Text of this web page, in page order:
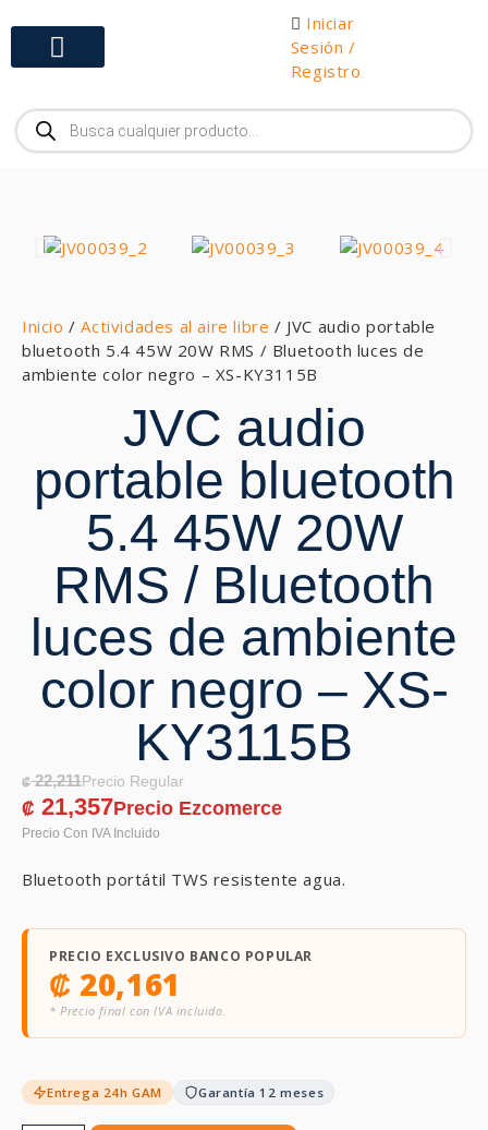
Iniciar
Sesión /
Registro
Inicio /Actividades al aire libre / JVC audio portable
bluetooth 5.4 45W 20W RMS / Bluetooth luces de
ambiente color negro – XS-KY3115B
JVC audio
portable bluetooth
5.4 45W 20W
RMS / Bluetooth
luces de ambiente
color negro – XS-
KY3115B
₡22,211
₡ 21,357
Bluetooth portátil TWS resistente agua.
PRECIO EXCLUSIVO BANCO POPULAR
₡ 20,161
* Precio final con IVA incluido.
Entrega 24h GAM Garantía 12 meses